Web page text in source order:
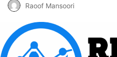
Raoof Mansoori